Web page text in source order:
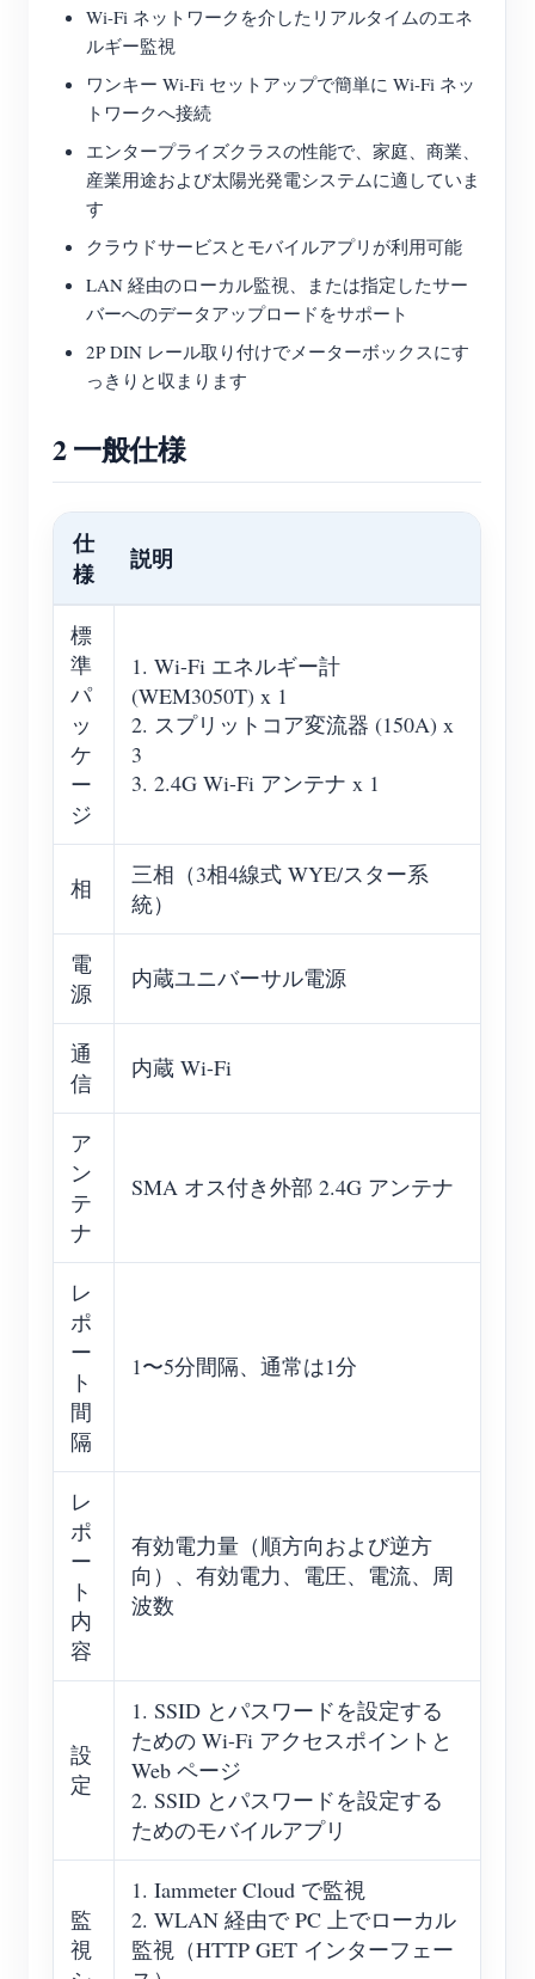
Wi-Fi ネットワークを介したリアルタイムのエネ
ルギー監視
ワンキー Wi-Fi セットアップで簡単に Wi-Fi ネッ
トワークへ接続
エンタープライズクラスの性能で、家庭、商業、
産業用途および太陽光発電システムに適していま
す
クラウドサービスとモバイルアプリが利用可能
LAN 経由のローカル監視、または指定したサー
バーへのデータアップロードをサポート
2P DIN レール取り付けでメーターボックスにす
っきりと収まります
2 一般仕様
仕
様
説明
標
準
パ
ッ
ケ
ー
ジ
1. Wi-Fi エネルギー計
(WEM3050T) x 1
2. スプリットコア変流器 (150A) x
3
3. 2.4G Wi-Fi アンテナ x 1
相
三相（3相4線式 WYE/スター系
統）
電
源
内蔵ユニバーサル電源
通
信
内蔵 Wi-Fi
ア
ン
テ
ナ
SMA オス付き外部 2.4G アンテナ
レ
ポ
ー
ト
間
隔
1〜5分間隔、通常は1分
レ
ポ
ー
ト
内
容
有効電力量（順方向および逆方
向）、有効電力、電圧、電流、周
波数
設
定
1. SSID とパスワードを設定する
ための Wi-Fi アクセスポイントと
Web ページ
2. SSID とパスワードを設定する
ためのモバイルアプリ
監
視
1. Iammeter Cloud で監視
2. WLAN 経由で PC 上でローカル
監視（HTTP GET インターフェー